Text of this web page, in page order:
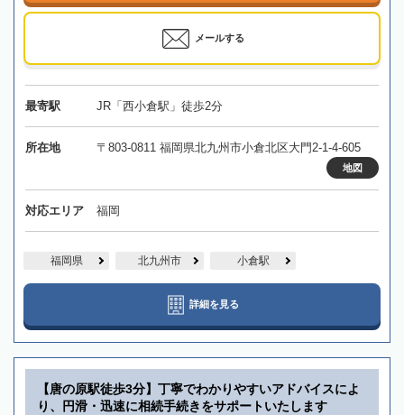
メールする
最寄駅 JR「西小倉駅」徒歩2分
所在地 〒803-0811 福岡県北九州市小倉北区大門2-1-4-605
地図
対応エリア 福岡
福岡県 北九州市 小倉駅
詳細を見る
【唐の原駅徒歩3分】丁寧でわかりやすいアドバイスによ
り、円滑・迅速に相続手続きをサポートいたします